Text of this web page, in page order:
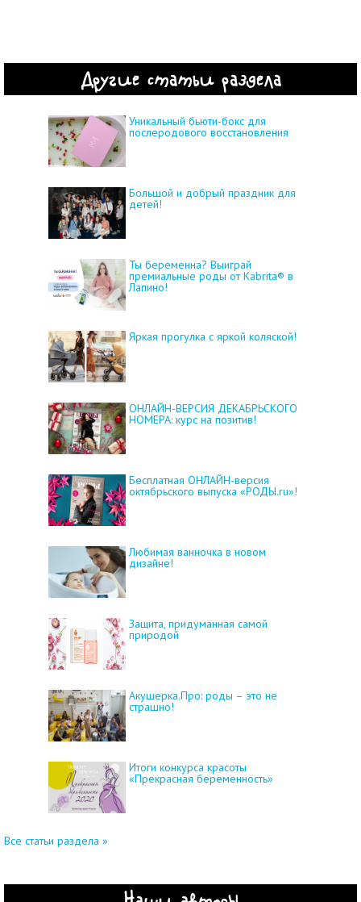
Другие статьи раздела
Уникальный бьюти-бокс для
послеродового восстановления
Большой и добрый праздник для
детей!
Ты беременна? Выиграй
премиальные роды от Kabrita® в
Лапино!
Яркая прогулка с яркой коляской!
ОНЛАЙН-ВЕРСИЯ ДЕКАБРЬСКОГО
НОМЕРА: курс на позитив!
Бесплатная ОНЛАЙН-версия
октябрьского выпуска «РОДЫ.ru»!
Любимая ванночка в новом
дизайне!
Защита, придуманная самой
природой
Акушерка.Про: роды – это не
страшно!
Итоги конкурса красоты
«Прекрасная беременность»
Все статьи раздела »